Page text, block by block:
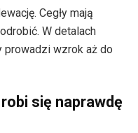
Cegły mają
W detalach
prowadzi wzrok aż do
się naprawdę